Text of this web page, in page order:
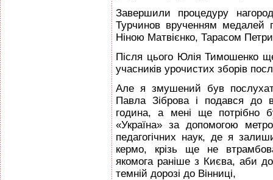
Завершили процедуру
Турчинов врученням медалей
Ніною Матвієнко, Тарасом
Після цього Юлія Тимошенко
учасників урочистих зборів
Але я змушений був
Павла Зіброва і подався до
година, а мені ще потрібно
«Україна» за допомогою
педагогічних наук, де я
кермо, крізь ще не
якомога раніше з Києва, аби
темній дорозі до Вінниці,